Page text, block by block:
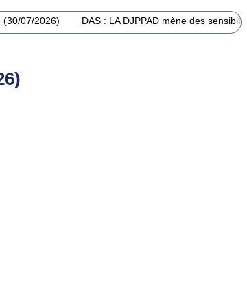
(30/07/2026) DAS : LA DJPPAD mène des